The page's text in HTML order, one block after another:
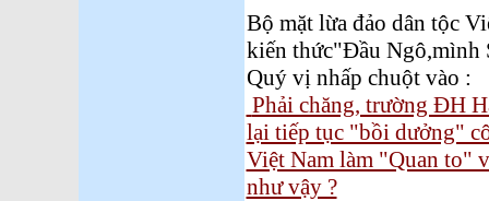
Bộ mặt lừa đảo dân tộc
kiến thức"Đầu Ngô,mình
Quý vị nhấp chuột vào :
Phải chăng, trường ĐH
lại tiếp tục "bồi dưởng"
Việt Nam làm "Quan to"
như vậy ?